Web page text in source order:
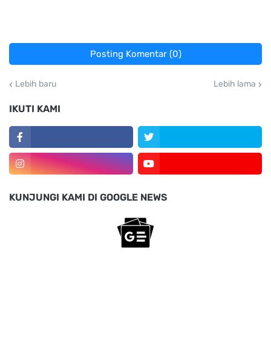
Posting Komentar (0)
Lebih baru Lebih lama
IKUTI KAMI
KUNJUNGI KAMI DI GOOGLE NEWS